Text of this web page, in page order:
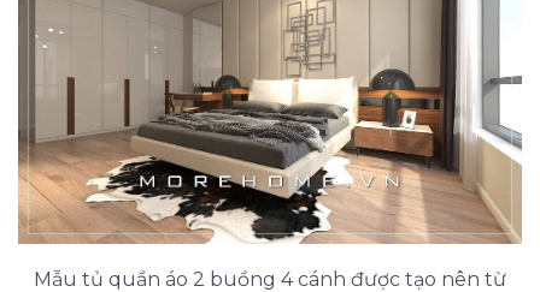
Mẫu tủ quần áo 2 buồng 4 cánh được tạo nên từ